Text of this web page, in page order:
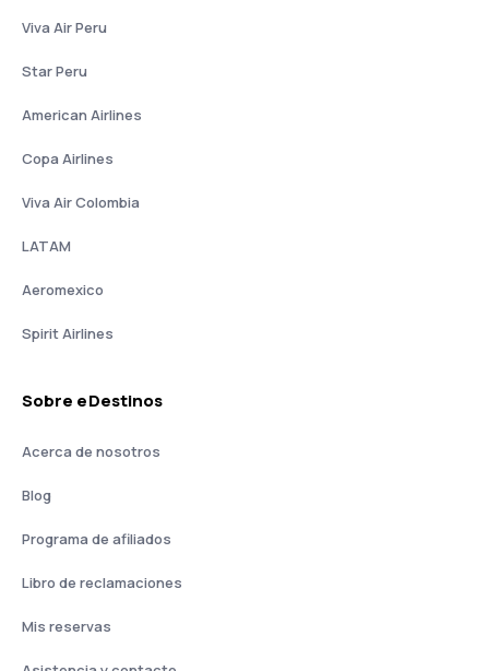
Viva Air Peru
Star Peru
American Airlines
Copa Airlines
Viva Air Colombia
LATAM
Aeromexico
Spirit Airlines
Sobre eDestinos
Acerca de nosotros
Blog
Programa de afiliados
Libro de reclamaciones
Mis reservas